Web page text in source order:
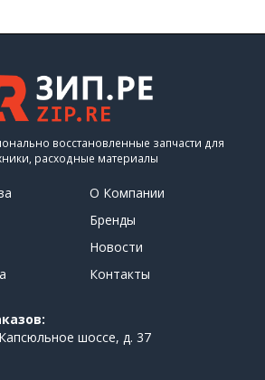
восстановленные запчасти для
расходные материалы
О Компании
Бренды
Новости
Контакты
шоссе, д. 37